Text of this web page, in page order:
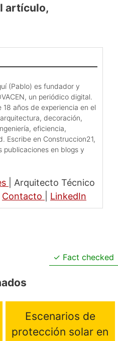
artículo,
(Pablo) es fundador y
un periódico digital.
18 años de experiencia en el
decoración,
eficiencia,
Escribe en Construccion21,
publicaciones en blogs y
Arquitecto Técnico
Contacto LinkedIn
Fact checked
Escenarios de
protección solar en